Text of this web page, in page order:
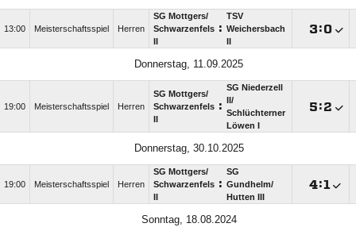
13:00 Meisterschaftsspiel Herren
SG Mottgers/​
Schwarzenfels :
TSV
Weichersbach
:
Donnerstag, 11.09.2025
19:00 Meisterschaftsspiel Herren
SG Mottgers/​
Schwarzenfels :
SG Niederzell
II/​
Schlüchterner
Löwen I
:
Donnerstag, 30.10.2025
19:00 Meisterschaftsspiel Herren
SG Mottgers/​
Schwarzenfels :
SG
Gundhelm/​
Hutten III
:
Sonntag, 18.08.2024